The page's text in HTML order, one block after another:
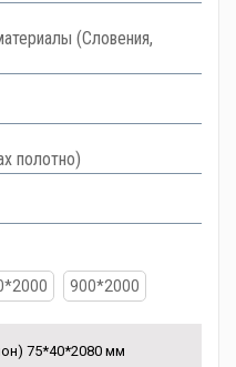
(Словения,
полотно)
900*2000
75*40*2080 мм